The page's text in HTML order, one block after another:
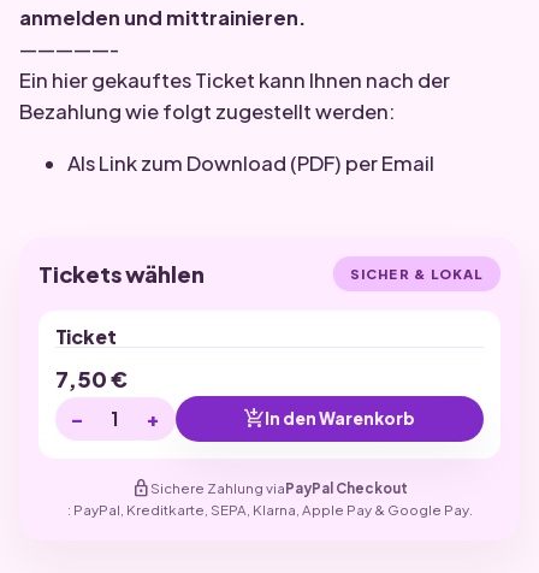
anmelden und mittrainieren.
—————-
Ein hier gekauftes Ticket kann Ihnen nach der
Bezahlung wie folgt zugestellt werden:
Als Link zum Download (PDF) per Email
Tickets wählen SICHER & LOKAL
Ticket
7,50€
− + add_shopping_cartIn den Warenkorb
lock Sichere Zahlung viaPayPal Checkout
: PayPal, Kreditkarte, SEPA, Klarna, Apple Pay & Google Pay.